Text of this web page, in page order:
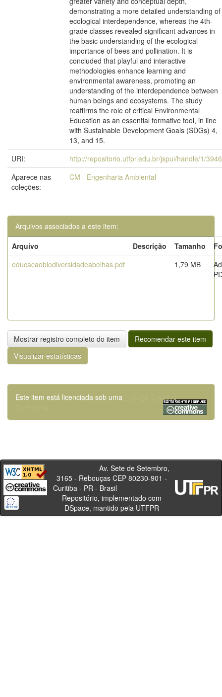
demonstrating a more detailed understanding of
ecological interdependence, whereas the 4th-
grade classes revealed significant advances in
the basic understanding of the ecological
importance of bees and pollination. It is
concluded that playful and interactive
methodologies enhance learning and
environmental awareness, promoting an
understanding of the interdependence between
human beings and ecosystems. The study
reaffirms the role of critical Environmental
Education as an essential formative tool, in line
with Sustainable Development Goals (SDGs) 4,
13, and 15.
URI:
http://repositorio.utfpr.edu.br/jspui/handle/1/
Aparece nas
coleções:
CM - Engenharia Ambiental
Arquivos associados a este item:
Arquivo
Descrição Tamanho
educacaobiodiversidadeabelhas.pdf
1,79 MB
Mostrar registro completo do item
Recomendar este item
Visualizar estatísticas
Este item está licenciada sob uma
Licença Creative
Commons
Av. Sete de Setembro,
3165 - Rebouças CEP 80230-901 -
Curitiba - PR - Brasil
Repositório, implementado com
DSpace, mantido pela UTFPR